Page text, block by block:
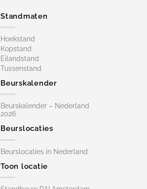
Standmaten
Hoekstand
Kopstand
Eilandstand
Tussenstand
Beurskalender
Beurskalender – Nederland
2026
Beurslocaties
Beurslocaties in Nederland
Toon locatie